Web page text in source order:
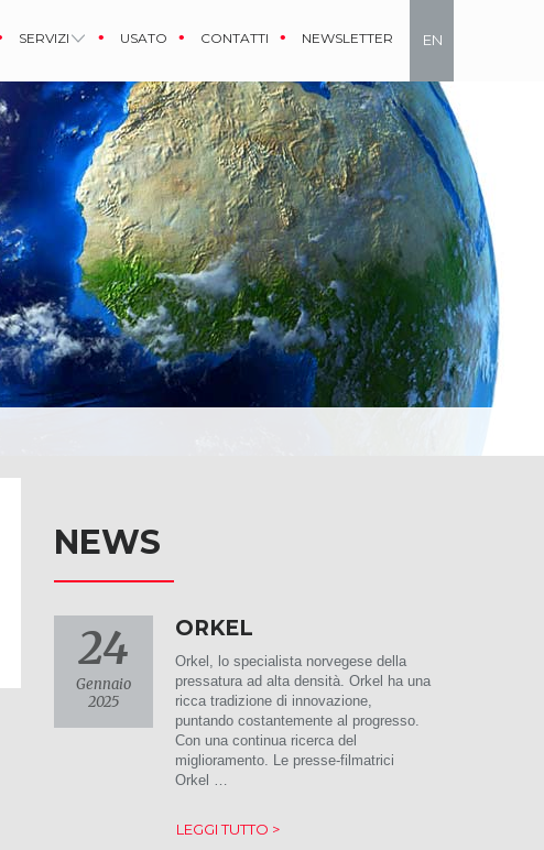
EN
IT
SERVIZI USATO CONTATTI NEWSLETTER
NEWS
24
Gennaio
2025
ORKEL
Orkel, lo specialista norvegese della
pressatura ad alta densità. Orkel ha una
ricca tradizione di innovazione,
puntando costantemente al progresso.
Con una continua ricerca del
miglioramento. Le presse-filmatrici
Orkel …
LEGGI TUTTO >